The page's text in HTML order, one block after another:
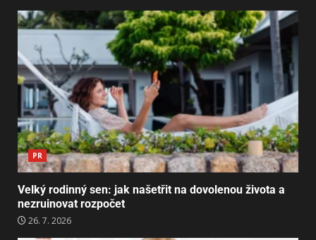
PR
Velký rodinný sen: jak našetřit na dovolenou života a
nezruinovat rozpočet
26. 7. 2026